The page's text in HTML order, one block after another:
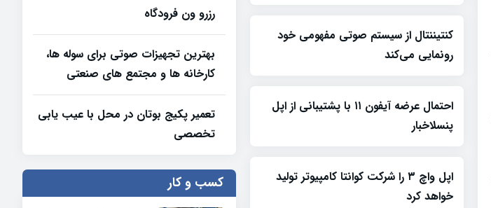
کنتیننتال از سیستم صوتی مفهومی خود
رونمایی می‌کند
احتمال عرضه آیفون ۱۱ با پشتیبانی از اپل
پنسلاخبار
اپل واچ ۳ را شرکت کوانتا کامپیوتر تولید
خواهد کرد
رزرو ون فرودگاه
بهترین تجهیزات صوتی برای سوله‌ ها،
کارخانه‌ ها و مجتمع‌ های صنعتی
تعمیر پکیج بوتان در محل با عیب یابی
تخصصی
کسب و کار